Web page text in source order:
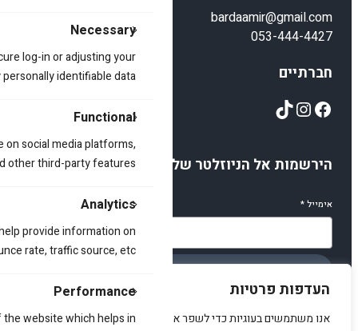
העדפות פרטיות
אנו משתמשים בעוגיות כדי לשפר את האתר, להציג תוכן מותאם ולנתח
Necessary
log-in or adjusting your
identifiable data.
Functional
social media platforms,
other third-party features.
Analytics
provide information on
rate, traffic source, etc.
Performance
website which helps in
bardaamir@gmail.com
053-444-4427
חברתיים
Facebook
Instagram
TikTok
הירשמות אל הניוזלטר שלנו
אימייל*